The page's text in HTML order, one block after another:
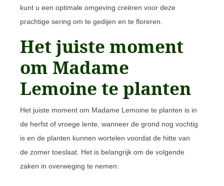
kunt u een optimale omgeving creëren voor deze
prachtige sering om te gedijen en te floreren.
Het juiste moment
om Madame
Lemoine te planten
Het juiste moment om Madame Lemoine te planten is in
de herfst of vroege lente, wanneer de grond nog vochtig
is en de planten kunnen wortelen voordat de hitte van
de zomer toeslaat. Het is belangrijk om de volgende
zaken in overweging te nemen: